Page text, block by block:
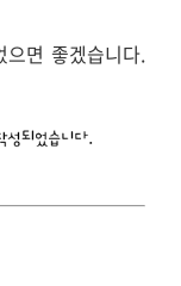
면 좋겠습니다.